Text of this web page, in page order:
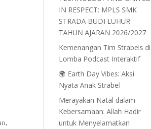
IN RESPECT: MPLS SMK
STRADA BUDI LUHUR
TAHUN AJARAN 2026/2027
Kemenangan Tim Strabels di
Lomba Podcast Interaktif
🌍 Earth Day Vibes: Aksi
Nyata Anak Strabel
Merayakan Natal dalam
Kebersamaan: Allah Hadir
untuk Menyelamatkan